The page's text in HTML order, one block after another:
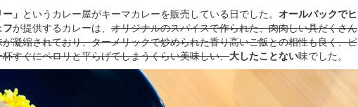
」 というカレー屋がキーマカレーを販売している日でした。 オールバックでヒ
が提供するカレーは、 オリジナルのスパイスで作られた、肉肉しい具だくさん
凝縮されており、ターメリックで炒められた香り高いご飯との相性も良く、ピ
すぐにペロリと平らげてしまうくらい美味しい、大したことない味でした。